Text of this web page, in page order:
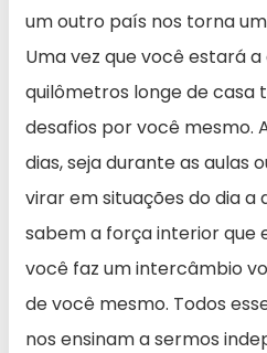
um outro país nos torna
Uma vez que você estará
quilômetros longe de casa
desafios por você mesmo.
dias, seja durante as aulas
virar em situações do dia a
sabem a força interior que
você faz um intercâmbio
de você mesmo. Todos
nos ensinam a sermos